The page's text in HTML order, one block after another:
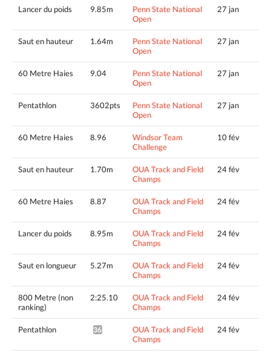
Lancer du poids 9.85m
Penn State National
Open
27 jan
Saut en hauteur 1.64m
Penn State National
Open
27 jan
60 Metre Haies 9.04
Penn State National
Open
27 jan
Pentathlon 3602pts
Penn State National
Open
27 jan
60 Metre Haies 8.96
Windsor Team
Challenge
10 fév
Saut en hauteur 1.70m
OUA Track and Field
Champs
24 fév
60 Metre Haies 8.87
OUA Track and Field
Champs
24 fév
Lancer du poids 8.95m
OUA Track and Field
Champs
24 fév
Saut en longueur 5.27m
OUA Track and Field
Champs
24 fév
800 Metre (non
ranking)
2:25.10
OUA Track and Field
Champs
24 fév
Pentathlon 3664pts^
OUA Track and Field
Champs
24 fév